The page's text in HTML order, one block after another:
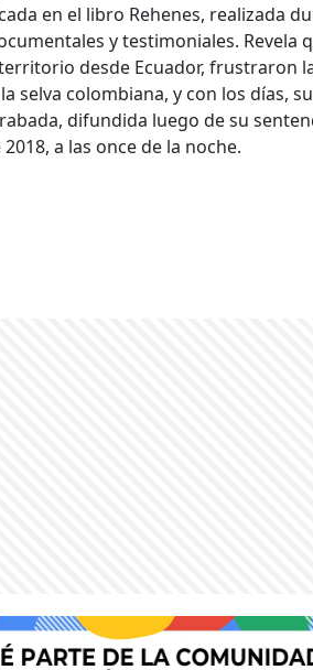
en el libro Rehenes, realizada
y testimoniales.
desde Ecuador, frustraron
selva colombiana, y con los días,
difundida luego de su
a las once de la noche.